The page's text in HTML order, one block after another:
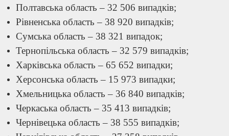
Полтавська область – 32 506 випадків;
Рівненська область – 38 920 випадків;
Сумська область – 38 321 випадок;
Тернопільська область – 32 579 випадків;
Харківська область – 65 652 випадки;
Херсонська область – 15 973 випадки;
Хмельницька область – 36 840 випадків;
Черкаська область – 35 413 випадків;
Чернівецька область – 38 555 випадків;